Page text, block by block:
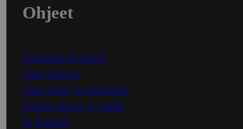
Ohjeet
Ensitilaajan ohjeet
Näin maksat
Näin tilaat ja muokkaat
Kaikki ohjeet ja vinkit
In English